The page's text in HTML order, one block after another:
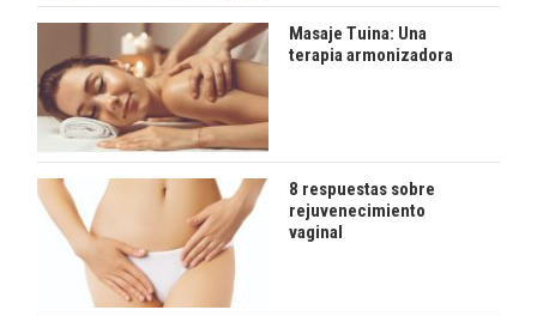
Masaje Tuina: Una
terapia armonizadora
8 respuestas sobre
rejuvenecimiento
vaginal